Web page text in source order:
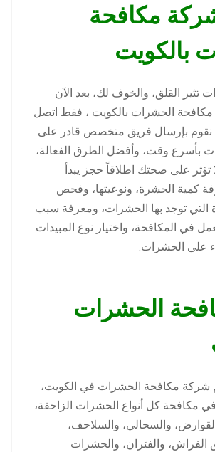
مكافحة
بالكويت
تثير القلق، والخوف لك، بعد الآن
الحشرات بالكويت ، فقط اتصل
نقوم بإرسال فريق متخصص قادر على
بأسرع وقت، وأفضل الطرق الفعالة،
تؤثر على صحتك اطلاقاً حجز يبدأ
كمية الحشرة، ونوعيتها، وفحص
التي توجد بها الحشرات، ومعرفة سبب
في المكافحة، واختيار نوع المبيدات
على الحشرات.
الحشرات
شركة مكافحة الحشرات في الكويت،
كل أنواع الحشرات الزاحفة،
والسحالي، والسلاحف،
الفراش، والفئران، والحشرات